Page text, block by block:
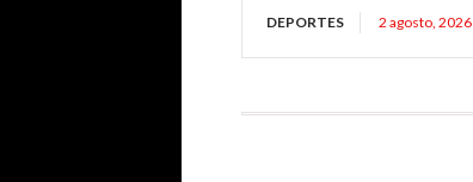
DEPORTES 2 agosto, 2026